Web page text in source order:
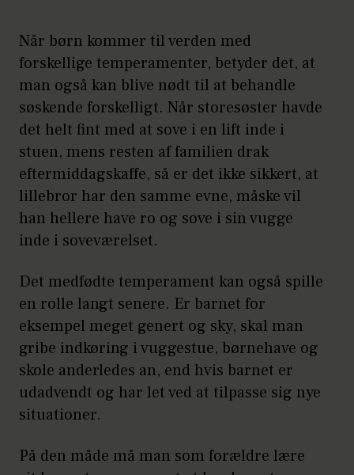
Når børn kommer til verden med
forskellige temperamenter, betyder det, at
man også kan blive nødt til at behandle
søskende forskelligt. Når storesøster havde
det helt fint med at sove i en lift inde i
stuen, mens resten af familien drak
eftermiddagskaffe, så er det ikke sikkert, at
lillebror har den samme evne, måske vil
han hellere have ro og sove i sin vugge
inde i soveværelset.
Det medfødte temperament kan også spille
en rolle langt senere. Er barnet for
eksempel meget genert og sky, skal man
gribe indkøring i vuggestue, børnehave og
skole anderledes an, end hvis barnet er
udadvendt og har let ved at tilpasse sig nye
situationer.
På den måde må man som forældre lære